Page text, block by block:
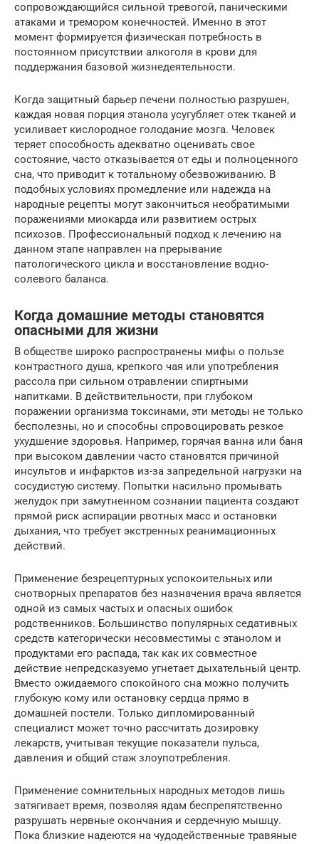
сопровождающийся сильной тревогой, паническими
атаками и тремором конечностей. Именно в этот
момент формируется физическая потребность в
постоянном присутствии алкоголя в крови для
поддержания базовой жизнедеятельности.
Когда защитный барьер печени полностью разрушен,
каждая новая порция этанола усугубляет отек тканей и
усиливает кислородное голодание мозга. Человек
теряет способность адекватно оценивать свое
состояние, часто отказывается от еды и полноценного
сна, что приводит к тотальному обезвоживанию. В
подобных условиях промедление или надежда на
народные рецепты могут закончиться необратимыми
поражениями миокарда или развитием острых
психозов. Профессиональный подход к лечению на
данном этапе направлен на прерывание
патологического цикла и восстановление водно-
солевого баланса.
Когда домашние методы становятся
опасными для жизни
В обществе широко распространены мифы о пользе
контрастного душа, крепкого чая или употребления
рассола при сильном отравлении спиртными
напитками. В действительности, при глубоком
поражении организма токсинами, эти методы не только
бесполезны, но и способны спровоцировать резкое
ухудшение здоровья. Например, горячая ванна или баня
при высоком давлении часто становятся причиной
инсультов и инфарктов из-за запредельной нагрузки на
сосудистую систему. Попытки насильно промывать
желудок при замутненном сознании пациента создают
прямой риск аспирации рвотных масс и остановки
дыхания, что требует экстренных реанимационных
действий.
Применение безрецептурных успокоительных или
снотворных препаратов без назначения врача является
одной из самых частых и опасных ошибок
родственников. Большинство популярных седативных
средств категорически несовместимы с этанолом и
продуктами его распада, так как их совместное
действие непредсказуемо угнетает дыхательный центр.
Вместо ожидаемого спокойного сна можно получить
глубокую кому или остановку сердца прямо в
домашней постели. Только дипломированный
специалист может точно рассчитать дозировку
лекарств, учитывая текущие показатели пульса,
давления и общий стаж злоупотребления.
Применение сомнительных народных методов лишь
затягивает время, позволяя ядам беспрепятственно
разрушать нервные окончания и сердечную мышцу.
Пока близкие надеются на чудодейственные травяные